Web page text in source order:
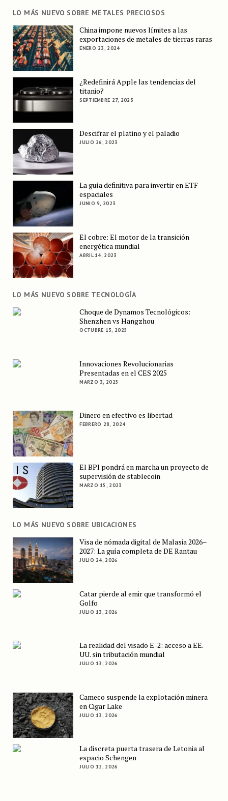
LO MÁS NUEVO SOBRE METALES PRECIOSOS
China impone nuevos límites a las
exportaciones de metales de tierras raras
ENERO 23, 2024
¿Redefinirá Apple las tendencias del
titanio?
SEPTIEMBRE 27, 2023
Descifrar el platino y el paladio
JULIO 26, 2023
La guía definitiva para invertir en ETF
espaciales
JUNIO 9, 2023
El cobre: El motor de la transición
energética mundial
ABRIL 14, 2023
LO MÁS NUEVO SOBRE TECNOLOGÍA
Choque de Dynamos Tecnológicos:
Shenzhen vs Hangzhou
OCTUBRE 13, 2025
Innovaciones Revolucionarias
Presentadas en el CES 2025
MARZO 3, 2025
Dinero en efectivo es libertad
FEBRERO 28, 2024
El BPI pondrá en marcha un proyecto de
supervisión de stablecoin
MARZO 15, 2023
LO MÁS NUEVO SOBRE UBICACIONES
Visa de nómada digital de Malasia 2026–
2027: La guía completa de DE Rantau
JULIO 24, 2026
Catar pierde al emir que transformó el
Golfo
JULIO 13, 2026
La realidad del visado E-2: acceso a EE.
UU. sin tributación mundial
JULIO 13, 2026
Cameco suspende la explotación minera
en Cigar Lake
JULIO 13, 2026
La discreta puerta trasera de Letonia al
espacio Schengen
JULIO 12, 2026